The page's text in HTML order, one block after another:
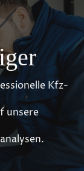
Kfz-
unsere